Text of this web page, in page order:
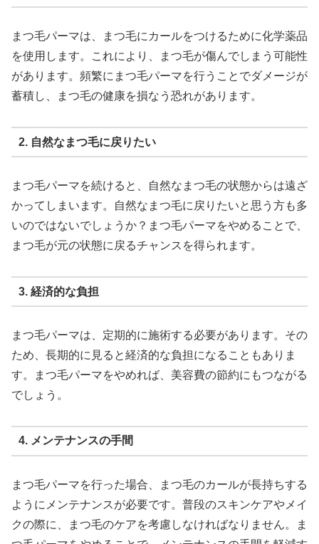
まつ毛パーマは、まつ毛にカールをつけるために化学薬品
を使用します。これにより、まつ毛が傷んでしまう可能性
があります。頻繁にまつ毛パーマを行うことでダメージが
蓄積し、まつ毛の健康を損なう恐れがあります。
2. 自然なまつ毛に戻りたい
まつ毛パーマを続けると、自然なまつ毛の状態からは遠ざ
かってしまいます。自然なまつ毛に戻りたいと思う方も多
いのではないでしょうか？まつ毛パーマをやめることで、
まつ毛が元の状態に戻るチャンスを得られます。
3. 経済的な負担
まつ毛パーマは、定期的に施術する必要があります。その
ため、長期的に見ると経済的な負担になることもありま
す。まつ毛パーマをやめれば、美容費の節約にもつながる
でしょう。
4. メンテナンスの手間
まつ毛パーマを行った場合、まつ毛のカールが長持ちする
ようにメンテナンスが必要です。普段のスキンケアやメイ
クの際に、まつ毛のケアを考慮しなければなりません。ま